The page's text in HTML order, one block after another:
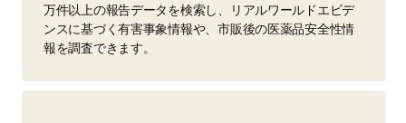
万件以上の報告データを検索し、リアルワールドエビデ
ンスに基づく有害事象情報や、市販後の医薬品安全性情
報を調査できます。